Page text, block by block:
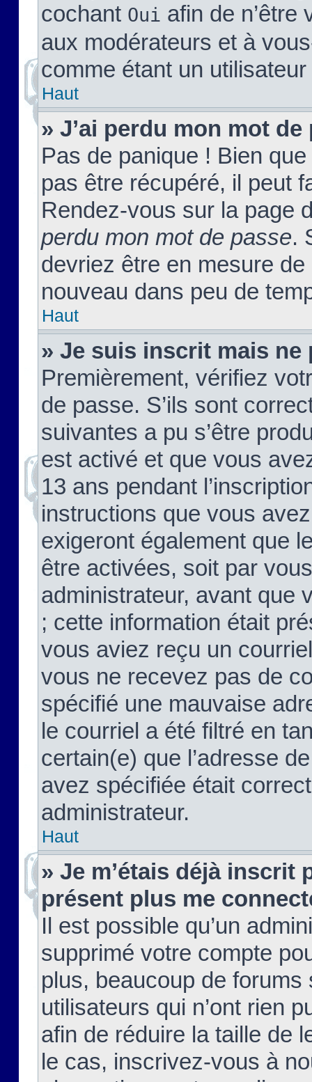
cochant Oui afin de n’être
aux modérateurs et à
comme étant un
Haut
» J’ai perdu mon mot de
Pas de panique ! Bien
pas être récupéré, il peut
Rendez-vous sur la page
perdu mon mot de passe.
devriez être en mesure
nouveau dans peu de
Haut
» Je suis inscrit mais ne
Premièrement, vérifiez
de passe. S’ils sont
suivantes a pu s’être
est activé et que vous
13 ans pendant
instructions que vous
exigeront également que
être activées, soit par
administrateur, avant que
; cette information était
vous aviez reçu un
vous ne recevez pas de
spécifié une mauvaise
le courriel a été filtré en
certain(e) que l’adresse
avez spécifiée était
administrateur.
Haut
» Je m’étais déjà inscrit
présent plus me
Il est possible qu’un
supprimé votre compte
plus, beaucoup de
utilisateurs qui n’ont rien
afin de réduire la taille de
le cas, inscrivez-vous à